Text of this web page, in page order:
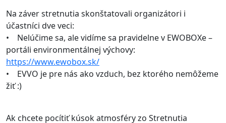
Na záver stretnutia skonštatovali organizátori i
účastníci dve veci:
• Nelúčime sa, ale vidíme sa pravidelne v EWOBOXe –
portáli environmentálnej výchovy:
https://www.ewobox.sk/
• EVVO je pre nás ako vzduch, bez ktorého nemôžeme
žiť :)
Ak chcete pocítiť kúsok atmosféry zo Stretnutia